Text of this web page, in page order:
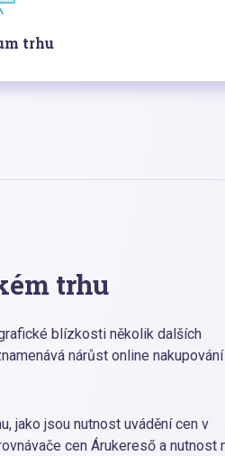
trhu
trhu
blízkosti několik dalších
nárůst online
jako jsou nutnost uvádění cen v
cen Árukereső a nutnost